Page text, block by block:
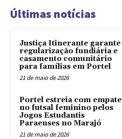
Últimas notícias
Justiça Itinerante garante
regularização fundiária e
casamento comunitário
para famílias em Portel
21 de maio de 2026
Portel estreia com empate
no futsal feminino pelos
Jogos Estudantis
Paraenses no Marajó
21 de maio de 2026